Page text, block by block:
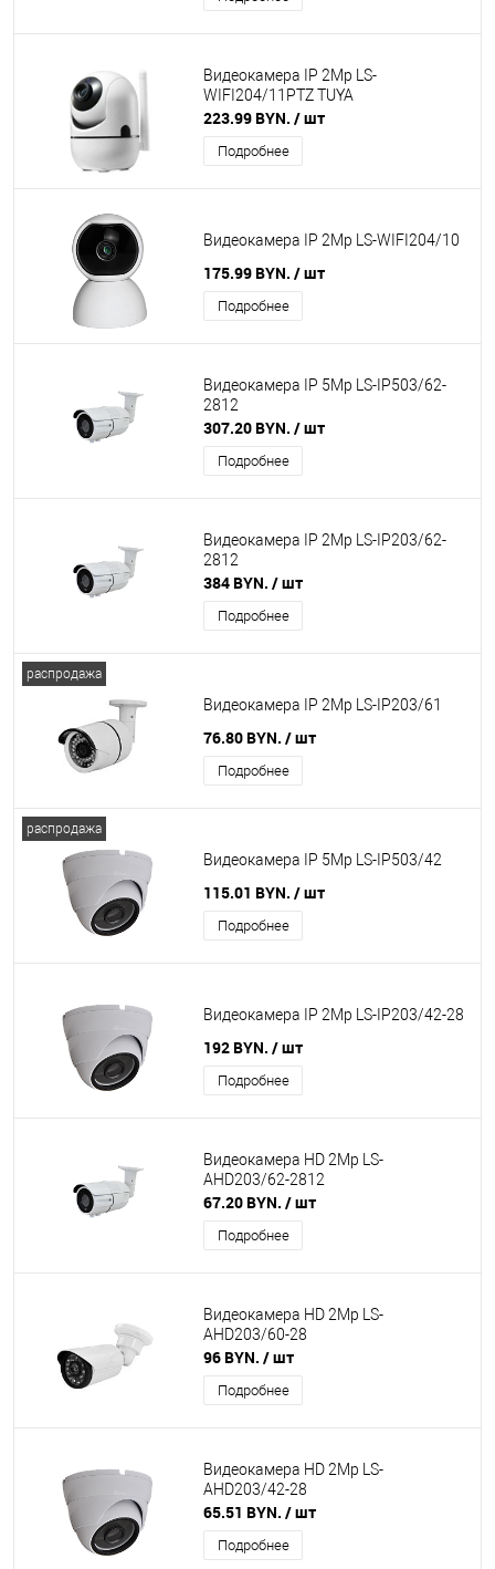
Видеокамера IP 2Mp LS-
WIFI204/11PTZ TUYA
223.99 BYN. / шт
Подробнее
Видеокамера IP 2Mp LS-WIFI204/10
175.99 BYN. / шт
Подробнее
Видеокамера IP 5Mp LS-IP503/62-
2812
307.20 BYN. / шт
Подробнее
Видеокамера IP 2Mp LS-IP203/62-
2812
384 BYN. / шт
Подробнее
распродажа
Видеокамера IP 2Mp LS-IP203/61
76.80 BYN. / шт
Подробнее
распродажа
Видеокамера IP 5Mp LS-IP503/42
115.01 BYN. / шт
Подробнее
Видеокамера IP 2Mp LS-IP203/42-28
192 BYN. / шт
Подробнее
Видеокамера HD 2Mp LS-
AHD203/62-2812
67.20 BYN. / шт
Подробнее
Видеокамера HD 2Mp LS-
AHD203/60-28
96 BYN. / шт
Подробнее
Видеокамера HD 2Mp LS-
AHD203/42-28
65.51 BYN. / шт
Подробнее